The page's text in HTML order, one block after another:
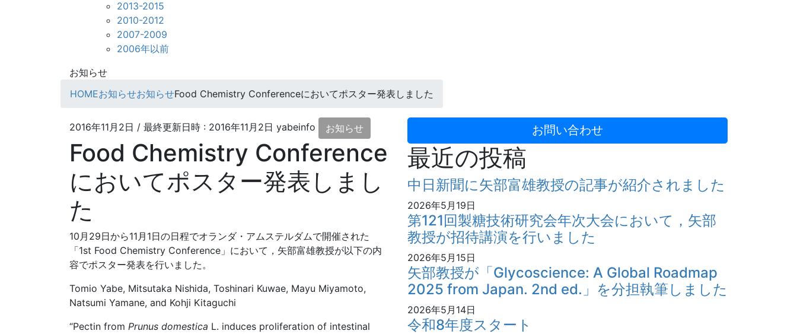
2013-2015
2010-2012
2007-2009
2006年以前
お知らせ
HOMEお知らせお知らせFood Chemistry Conferenceにおいてポスター発表しました
2016年11月2日 / 最終更新日時 : 2016年11月2日 yabeinfo お知らせ
Food Chemistry Conference
においてポスター発表しまし
た
10月29日から11月1日の日程でオランダ・アムステルダムで開催された
「1st Food Chemistry Conference」において，矢部富雄教授が以下の内
容でポスター発表を行いました。
Tomio Yabe, Mitsutaka Nishida, Toshinari Kuwae, Mayu Miyamoto,
Natsumi Yamane, and Kohji Kitaguchi
“Pectin from Prunus domestica L. induces proliferation of intestinal
お問い合わせ
最近の投稿
中日新聞に矢部富雄教授の記事が紹介されました
2026年5月19日
第121回製糖技術研究会年次大会において，矢部
教授が招待講演を行いました
2026年5月15日
矢部教授が「Glycoscience: A Global Roadmap
2025 from Japan. 2nd ed.」を分担執筆しました
2026年5月14日
令和8年度スタート